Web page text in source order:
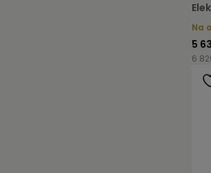
Na
5
6